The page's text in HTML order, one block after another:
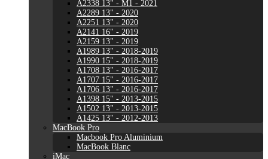
A2338 13" - M1 - 2021
A2289 13" - 2020
A2251 13" - 2020
A2141 16" - 2019
A2159 13" - 2019
A1989 13" - 2018-2019
A1990 15" - 2018-2019
A1708 13" - 2016-2017
A1707 15" - 2016-2017
A1706 13" - 2016-2017
A1398 15" - 2013-2015
A1502 13" - 2013-2015
A1425 13" - 2012-2013
MacBook Pro
Macbook Pro Aluminium
MacBook Blanc
iMac